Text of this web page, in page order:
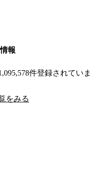
報
件登録されていま
をみる